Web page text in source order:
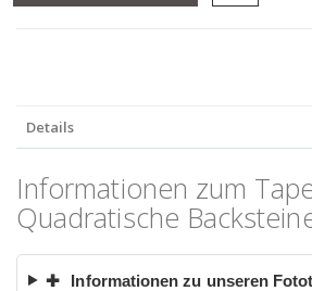
Details
Informationen zum
Quadratische
✚ Informationen zu unseren